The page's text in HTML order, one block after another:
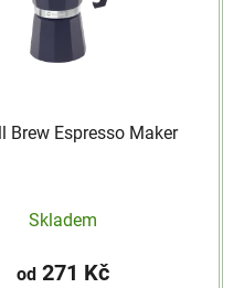
Brew Espresso Maker
Skladem
od 271 Kč